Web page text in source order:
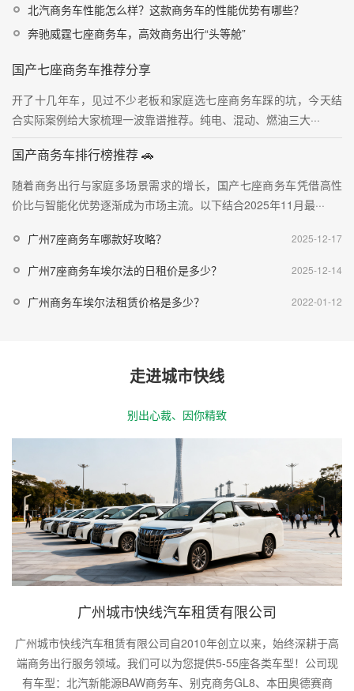
北汽商务车性能怎么样？这款商务车的性能优势有哪些？
奔驰威霆七座商务车，高效商务出行“头等舱”
国产七座商务车推荐分享
开了十几年车，见过不少老板和家庭选七座商务车踩的坑，今天结
合实际案例给大家梳理一波靠谱推荐。纯电、混动、燃油三大···
国产商务车排行榜推荐 🚗
随着商务出行与家庭多场景需求的增长，国产七座商务车凭借高性
价比与智能化优势逐渐成为市场主流。以下结合2025年11月最···
2025-12-17
广州7座商务车哪款好攻略？
2025-12-14
广州7座商务车埃尔法的日租价是多少？
2022-01-12
广州商务车埃尔法租赁价格是多少？
走进城市快线
别出心裁、因你精致
广州城市快线汽车租赁有限公司
广州城市快线汽车租赁有限公司自2010年创立以来，始终深耕于高
端商务出行服务领域。我们可以为您提供5-55座各类车型！公司现
有车型：北汽新能源BAW商务车、别克商务GL8、本田奥德赛商